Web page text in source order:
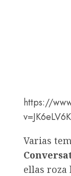
https://
Varias
ellas roza